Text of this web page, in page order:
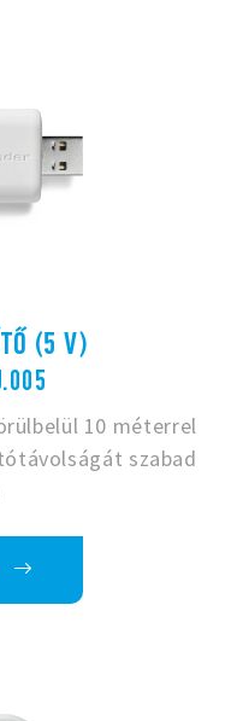
(5 V)
10 méterrel
szabad